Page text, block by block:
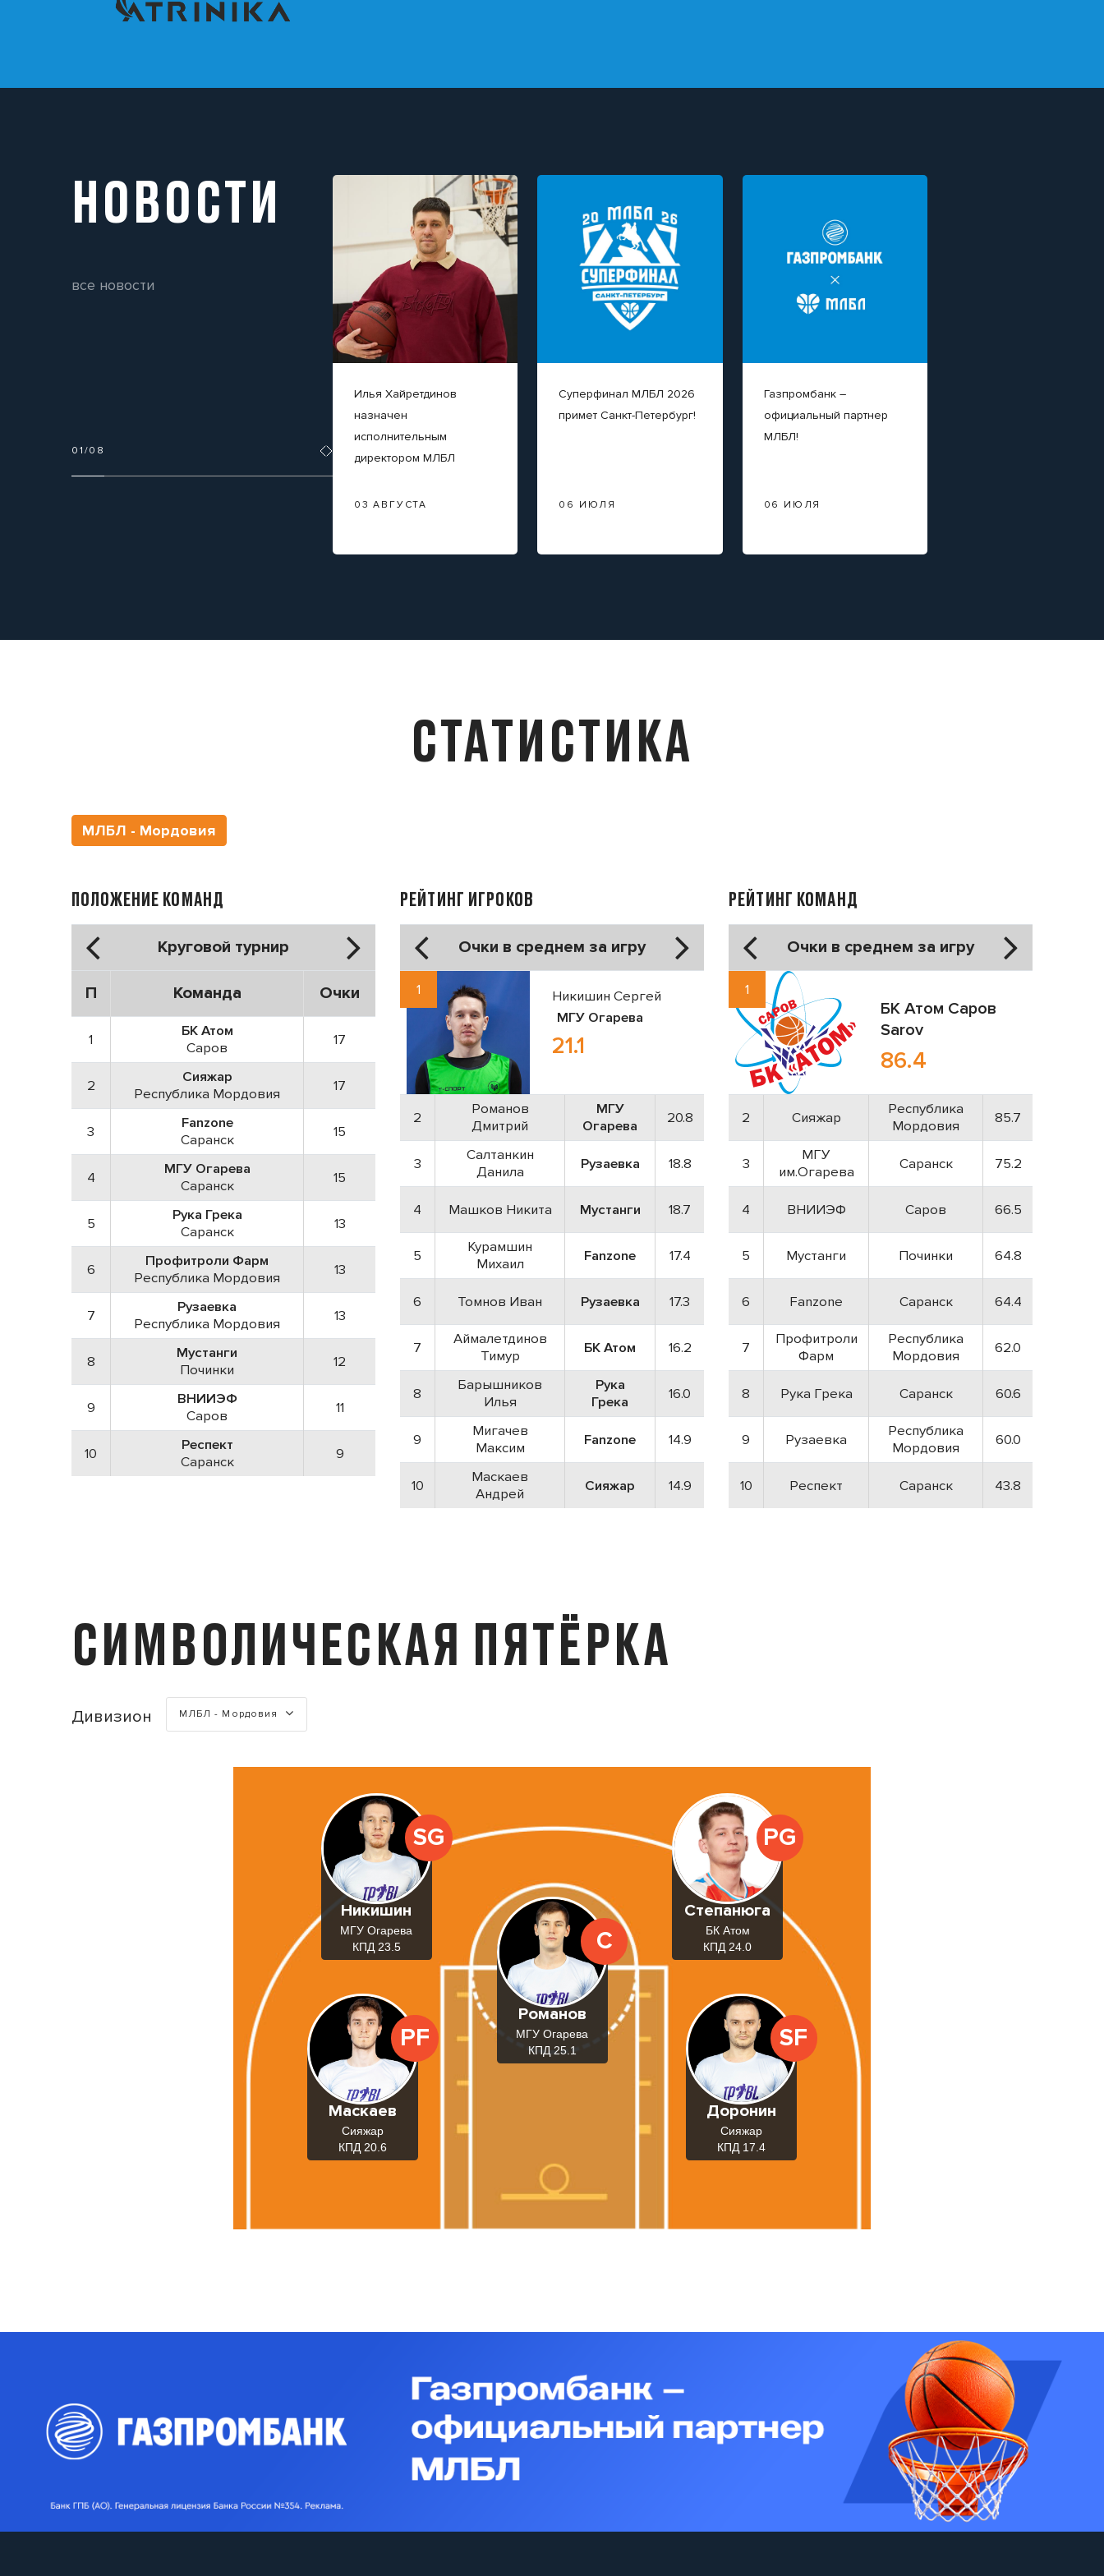
НОВОСТИ
все новости
01 /08
Илья Хайретдинов
назначен
исполнительным
директором МЛБЛ
03 АВГУСТА
Суперфинал МЛБЛ 2026
примет Санкт-Петербург!
06 ИЮЛЯ
Газпромбанк –
официальный партнер
МЛБЛ!
06 ИЮЛЯ
СТАТИСТИКА
МЛБЛ - Мордовия
ПОЛОЖЕНИЕ КОМАНД
Круговой турнир
П Команда Очки
1
БК Атом
Саров
17
2
Сияжар
Республика Мордовия
17
3
Fanzone
Саранск
15
4
МГУ Огарева
Саранск
15
5
Рука Грека
Саранск
13
6
Профитроли Фарм
Республика Мордовия
13
7
Рузаевка
Республика Мордовия
13
8
Мустанги
Починки
12
9
ВНИИЭФ
Саров
11
10
Респект
Саранск
9
РЕЙТИНГ ИГРОКОВ
Очки в среднем за игру
1
Никишин Сергей
МГУ Огарева
21.1
2
Романов
Дмитрий
МГУ
Огарева
20.8
3
Салтанкин
Данила
Рузаевка 18.8
4 Машков Никита Мустанги 18.7
5
Курамшин
Михаил
Fanzone 17.4
6 Томнов Иван Рузаевка 17.3
7
Аймалетдинов
Тимур
БК Атом 16.2
8
Барышников
Илья
Рука
Грека
16.0
9
Мигачев
Максим
Fanzone 14.9
10
Маскаев
Андрей
Сияжар 14.9
РЕЙТИНГ КОМАНД
Очки в среднем за игру
1
БК Атом Саров
Sarov
86.4
2 Сияжар
Республика
Мордовия
85.7
3
МГУ
им.Огарева
Саранск 75.2
4 ВНИИЭФ Саров 66.5
5 Мустанги Починки 64.8
6 Fanzone Саранск 64.4
7
Профитроли
Фарм
Республика
Мордовия
62.0
8 Рука Грека Саранск 60.6
9 Рузаевка
Республика
Мордовия
60.0
10 Респект Саранск 43.8
СИМВОЛИЧЕСКАЯ ПЯТЁРКА
Дивизион Турнир
МЛБЛ - Мордовия
Никишин
МГУ Огарева
КПД 23.5
SG
Маскаев
Сияжар
КПД 20.6
PF
Романов
МГУ Огарева
КПД 25.1
C
Степанюга
БК Атом
КПД 24.0
PG
Доронин
Сияжар
КПД 17.4
SF